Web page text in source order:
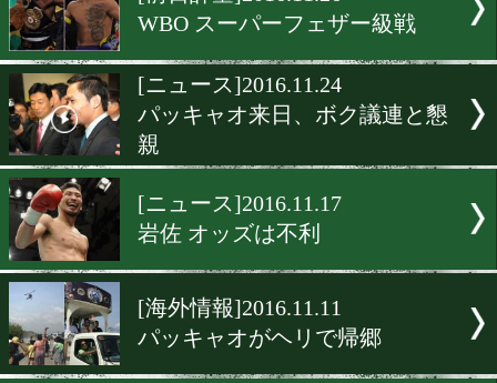
[試合結果]2016.11.27
SFe級 ロマチェンコvsウォ
ース
[試合結果]2016.11.27
八重樫東の対戦相手決定
[前日計量]2016.11.26
八重樫の対戦者決定戦